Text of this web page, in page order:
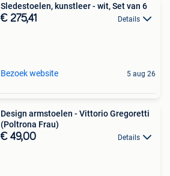
Sledestoelen, kunstleer - wit, Set van 6
€ 275,41 Details
Bezoek website 5 aug 26
Design armstoelen - Vittorio Gregoretti
(Poltrona Frau)
€ 49,00 Details